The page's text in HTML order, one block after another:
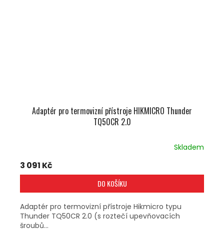
Adaptér pro termovizní přístroje HIKMICRO Thunder
TQ50CR 2.0
Skladem
3 091 Kč
DO KOŠÍKU
Adaptér pro termovizní přístroje Hikmicro typu
Thunder TQ50CR 2.0 (s roztečí upevňovacích
šroubů...